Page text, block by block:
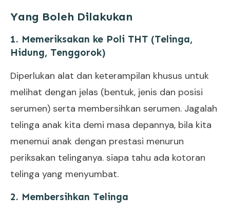
Yang Boleh Dilakukan
1. Memeriksakan ke Poli THT (Telinga,
Hidung, Tenggorok)
Diperlukan alat dan keterampilan khusus untuk
melihat dengan jelas (bentuk, jenis dan posisi
serumen) serta membersihkan serumen. Jagalah
telinga anak kita demi masa depannya, bila kita
menemui anak dengan prestasi menurun
periksakan telinganya. siapa tahu ada kotoran
telinga yang menyumbat.
2. Membersihkan Telinga